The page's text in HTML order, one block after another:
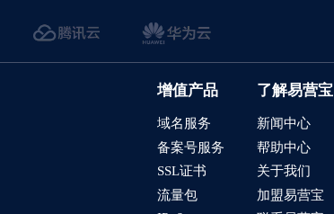
增值产品
域名服务
备案号服务
SSL证书
流量包
了解易营宝
新闻中心
帮助中心
关于我们
加盟易营宝